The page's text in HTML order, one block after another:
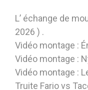
L’ échange de
2026 ) .
Vidéo montage :
Vidéo montage :
Vidéo montage :
Truite Fario vs